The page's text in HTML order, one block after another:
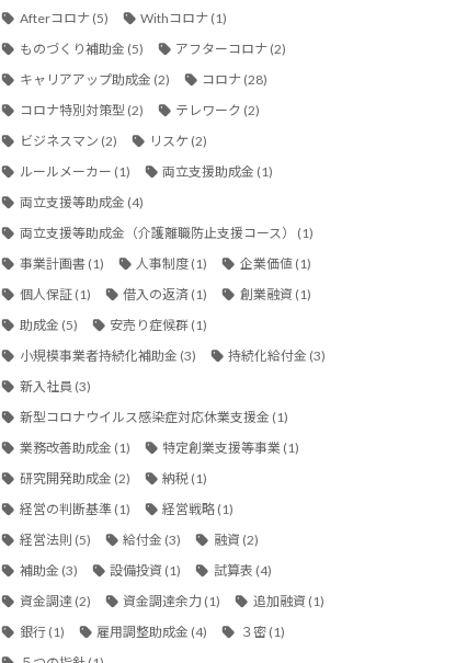
Afterコロナ (5) Withコロナ (1)
ものづくり補助金 (5) アフターコロナ (2)
キャリアアップ助成金 (2) コロナ (28)
コロナ特別対策型 (2) テレワーク (2)
ビジネスマン (2) リスケ (2)
ルールメーカー (1) 両立支援助成金 (1)
両立支援等助成金 (4)
両立支援等助成金（介護離職防止支援コース）
(1)
事業計画書 (1) 人事制度 (1) 企業価値(1)
個人保証 (1) 借入の返済 (1) 創業融資 (1)
助成金 (5) 安売り症候群 (1)
小規模事業者持続化補助金 (3) 持続化給付金 (3)
新入社員 (3)
新型コロナウイルス感染症対応休業支援金 (1)
業務改善助成金 (1) 特定創業支援等事業 (1)
研究開発助成金 (2) 納税 (1)
経営の判断基準 (1) 経営戦略 (1)
経営法則 (5) 給付金 (3) 融資 (2)
補助金 (3) 設備投資 (1) 試算表 (4)
資金調達 (2) 資金調達余力 (1) 追加融資 (1)
銀行 (1) 雇用調整助成金 (4) ３密(1)